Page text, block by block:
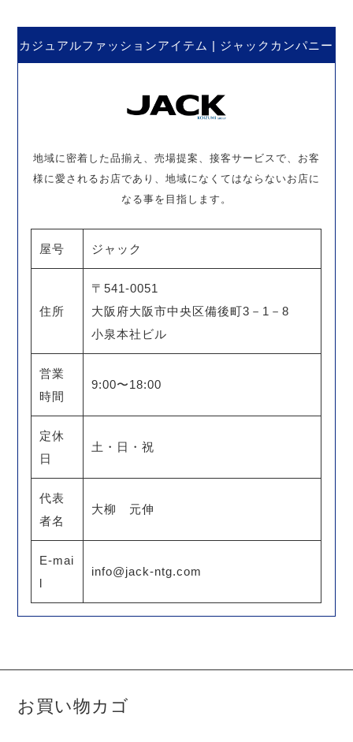
カジュアルファッションアイテム | ジャックカンパニー
地域に密着した品揃え、売場提案、接客サービスで、お客
様に愛されるお店であり、地域になくてはならないお店に
なる事を目指します。
屋号 ジャック
住所
〒541-0051
大阪府大阪市中央区備後町3－1－8
小泉本社ビル
営業
時間
9:00〜18:00
定休
日
土・日・祝
代表
者名
大柳 元伸
E-mai
l
info@jack-ntg.com
お買い物カゴ